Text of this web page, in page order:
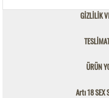
GİZLİLİK
ÜRÜN
Artı 18 SEX